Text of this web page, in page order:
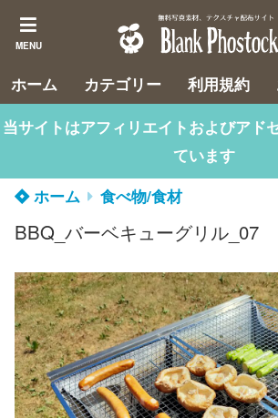
MENU
ホーム カテゴリー 利用規約
当サイトはアフィリエイトおよびアド
ています
ホーム
食べ物/食材
BBQ_バーベキューグリル_07